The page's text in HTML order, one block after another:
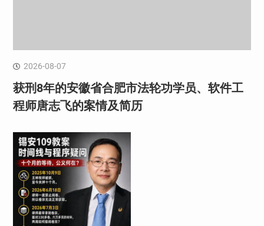
2026-08-07
获刑8年的安徽省合肥市法轮功学员、软件工
程师唐志飞的案情及简历